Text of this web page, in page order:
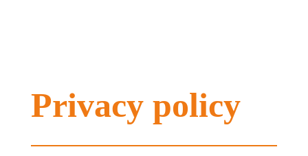
Privacy policy